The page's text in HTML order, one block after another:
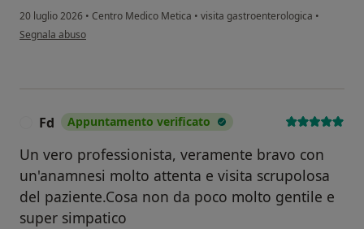
20 luglio 2026 • Centro Medico Metica • visita gastroenterologica •
secondo l'opinione dell'utente A.B.
Segnala abuso
Fd Appuntamento verificato
Un vero professionista, veramente bravo con
un'anamnesi molto attenta e visita scrupolosa
del paziente.Cosa non da poco molto gentile e
super simpatico